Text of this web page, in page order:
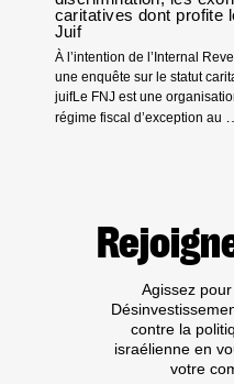
JUIF)
DANS
LES
COLONIES
caritatives dont profite
Juif
À l’intention de l’Internal
une enquête sur le statut
juifLe FNJ est une
régime fiscal d’exception au
Agissez
contre la
israélienne en
votre